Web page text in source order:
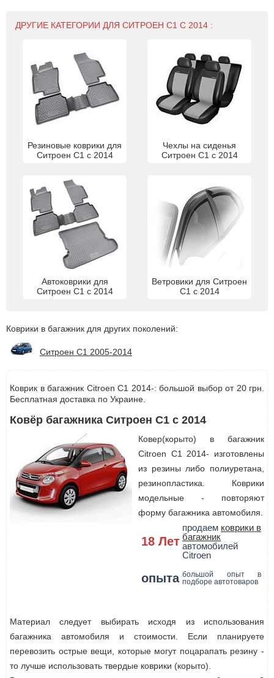
ДРУГИЕ КАТЕГОРИИ ДЛЯ СИТРОЕН С1 С 2014 :
Резиновые коврики для
Ситроен С1 с 2014
Чехлы на сиденья
Ситроен С1 с 2014
Автоковрики для
Ситроен С1 с 2014
Ветровики для Ситроен
С1 с 2014
Коврики в багажник для других поколений:
Ситроен С1 2005-2014
Коврик в багажник Citroen C1 2014-: большой выбор от 20 грн.
Бесплатная доставка по Украине.
Ковёр багажника Ситроен С1 с 2014
Ковер(корыто) в багажник
Citroen C1 2014- изготовлены
из резины либо полиуретана,
резинопластика. Коврики
модельные - повторяют
форму багажника автомобиля.
18 Лет
продаем коврики в
багажник
автомобилей
Citroen
опыта большой опыт в
подборе автотоваров
Материал следует выбирать исходя из использования
багажника автомобиля и стоимости. Если планируете
перевозить острые вещи, которые могут поцарапать резину -
то лучше использовать твердые коврики (корыто).